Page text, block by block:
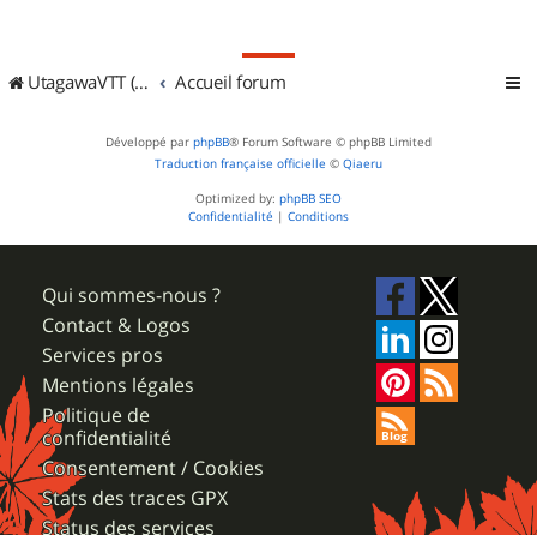
UtagawaVTT (Randos VTT et VTTAE avec traces GPS) Accueil forum
Développé par phpBB® Forum Software © phpBB Limited
Traduction française officielle © Qiaeru
Optimized by: phpBB SEO
Confidentialité | Conditions
Qui sommes-nous ?
Contact & Logos
Services pros
Mentions légales
Politique de
confidentialité
Consentement / Cookies
Stats des traces GPX
Status des services